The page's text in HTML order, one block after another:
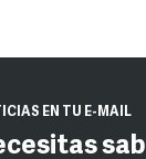
EN TU E-MAIL